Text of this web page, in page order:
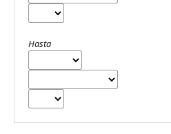
Hasta